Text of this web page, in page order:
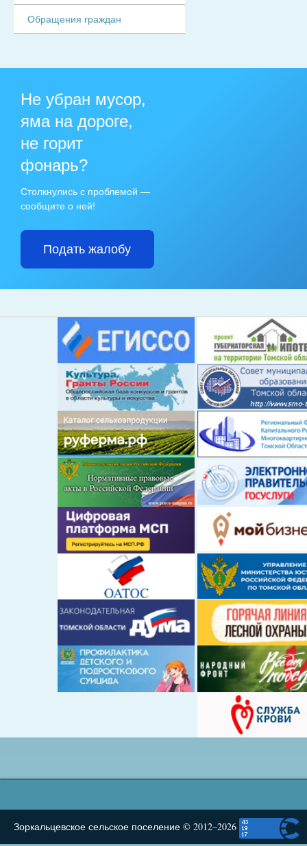
Обращения граждан
Не убран мусор,
яма на дороге,
не горит
фонарь?
Столкнулись с проблемой —
сообщите о ней!
Подать жалобу
Зоркальцевское сельское поселение © 2012–2026